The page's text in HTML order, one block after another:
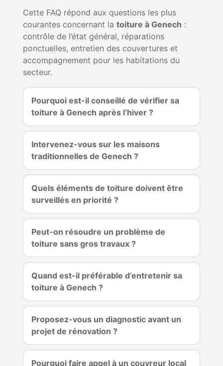
Cette FAQ répond aux questions les plus
courantes concernant la toiture à Genech :
contrôle de l’état général, réparations
ponctuelles, entretien des couvertures et
accompagnement pour les habitations du
secteur.
Pourquoi est-il conseillé de vérifier sa
toiture à Genech après l’hiver ?
Intervenez-vous sur les maisons
traditionnelles de Genech ?
Quels éléments de toiture doivent être
surveillés en priorité ?
Peut-on résoudre un problème de
toiture sans gros travaux ?
Quand est-il préférable d’entretenir sa
toiture à Genech ?
Proposez-vous un diagnostic avant un
projet de rénovation ?
Pourquoi faire appel à un couvreur local